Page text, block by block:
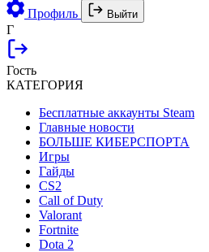
Профиль Выйти
Г
Гость
КАТЕГОРИЯ
Бесплатные аккаунты Steam
Главные новости
БОЛЬШЕ КИБЕРСПОРТА
Игры
Гайды
CS2
Call of Duty
Valorant
Fortnite
Dota 2